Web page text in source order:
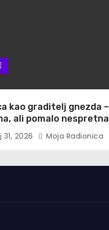
kao graditelj gnezda –
ali pomalo nespretna
31, 2026 Moja Radionica